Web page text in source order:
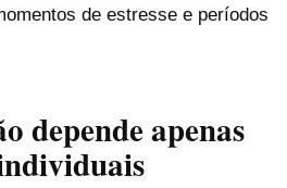
de estresse e períodos
depende apenas